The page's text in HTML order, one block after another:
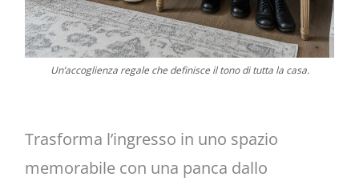
Un’accoglienza regale che definisce il tono di tutta la casa.
Trasforma l’ingresso in uno spazio
memorabile con una panca dallo